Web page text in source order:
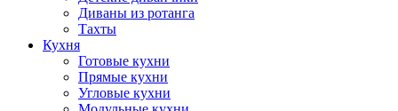
Диваны из ротанга
Тахты
Кухня
Готовые кухни
Прямые кухни
Угловые кухни